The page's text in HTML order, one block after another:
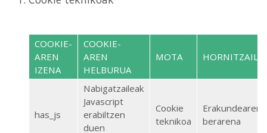
COOKIE-
AREN
IZENA
COOKIE-
AREN
HELBURUA
MOTA
has_js
Nabigatzaileak
Javascript
erabiltzen
duen
Cookie
teknikoa
Erakundearena
berarena